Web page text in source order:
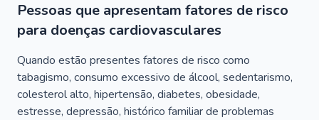
Pessoas que apresentam fatores de risco
para doenças cardiovasculares
Quando estão presentes fatores de risco como
tabagismo, consumo excessivo de álcool, sedentarismo,
colesterol alto, hipertensão, diabetes, obesidade,
estresse, depressão, histórico familiar de problemas